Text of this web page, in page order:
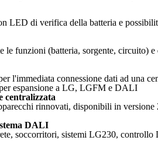
LED di verifica della batteria e
le funzioni (batteria, sorgente, circuito)
l'immediata connessione dati ad una
espansione a LG, LGFM e DALI
centralizzata
rinnovati, disponibili in
DALI
soccorritori, sistemi LG230,